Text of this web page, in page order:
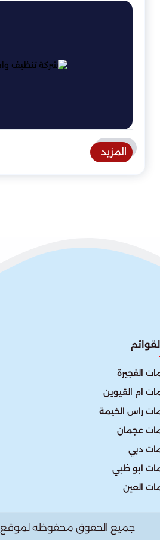
المزيد
الفجيرة
ام القيوين
راس الخيمة
عجمان
دبي
ابو ظبي
العين
جميع الحقوق محفوظه لموقع